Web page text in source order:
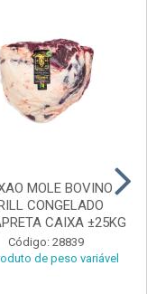
MOLE BOVINO
CONGELADO
CAIXA ±25KG
Código: 28839
de peso variável